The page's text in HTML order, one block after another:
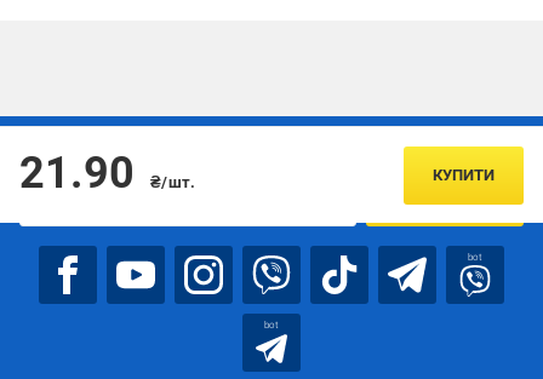
21.90 ₴/шт. КУПИТИ
Підписуйтесь, щоб дізнаватись першим про акції та пропозиції
ПІДПИСАТИСЯ
bot
bot